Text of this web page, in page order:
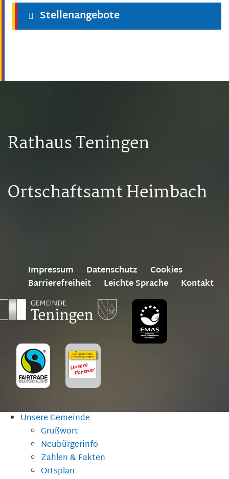
Stellenangebote
Rathaus Teningen
Ortschaftsamt Heimbach
Impressum Datenschutz
Cookies
Barrierefreiheit
Leichte Sprache Kontakt
Unsere Gemeinde
Grußwort
Neubürgerinfo
Zahlen & Fakten
Ortsplan